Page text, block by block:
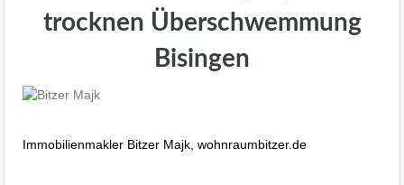
trocknen Überschwemmung
Bisingen
Immobilienmakler Bitzer Majk, wohnraumbitzer.de